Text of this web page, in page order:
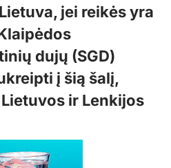
jei reikės yra
dujų (SGD)
į šią šalį,
ir Lenkijos